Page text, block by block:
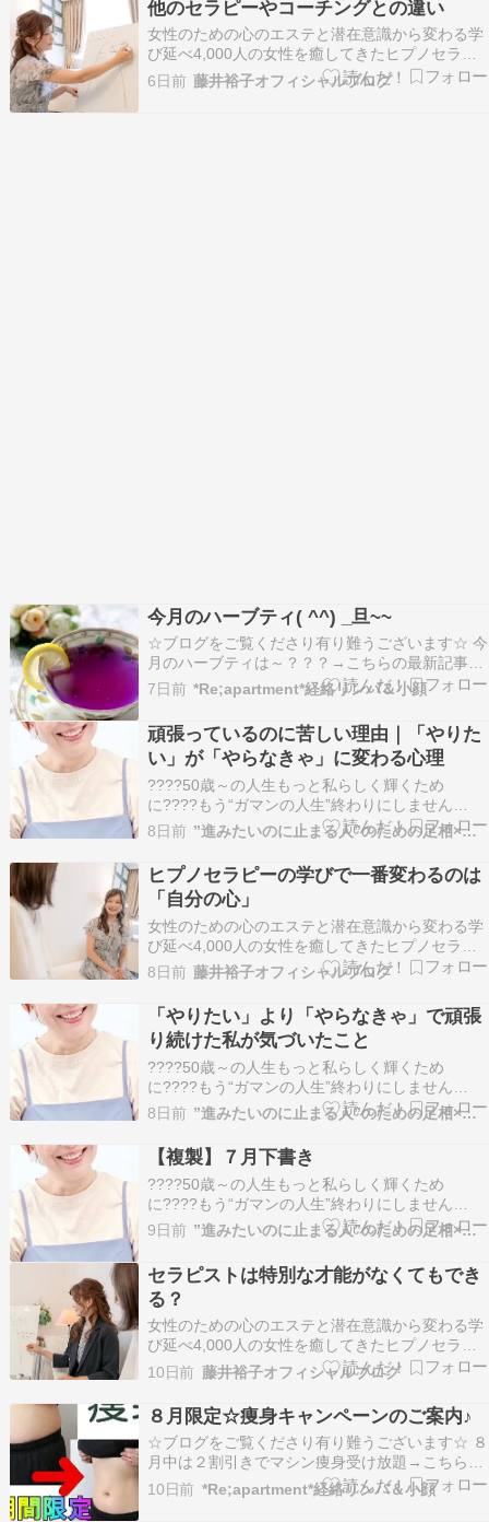
豊かに幸せに生きたい！――そんなふうに感じ…
他のセラピーやコーチングとの違い
女性のための心のエステと潜在意識から変わる学
び延べ4,000人の女性を癒してきたヒプノセラピ
ーフェイス サロン＆スクールを主宰しています藤
井裕子です。はじめましての方はこちらから自己
6日前 藤井裕子オフィシャルブログ
今月のハーブティ( ^^) _旦~~
☆ブログをご覧くださり有り難うございます☆ 今
月のハーブティは～？？？→こちらの最新記事に
是非飛んでいらしてください！ ◎おかげ様で【ヒ
プノセラピー】のセッションもご好評いただいて
おります。ご希望の方は、専用ページ➡ヒプノセ
ラピー TOP PAGE からお願いします～～～～～
～…
7日前 *Re;apartment*経絡リンパ＆小顔
頑張っているのに苦しい理由｜「やりた
い」が「やらなきゃ」に変わる心理
????50歳～の人生もっと私らしく輝くため
に????もう“ガマンの人生”終わりにしません
か？????このままで本当にいいのかな・・????
私って、いったい何者？????家族やパートナー、
職場の人間関係がしんどい????もっと自由に、心
豊かに幸せに生きたい！――そんなふうに感じ…
8日前 ”進みたいのに止まる人”のための足相×ヒプノセラピー
ヒプノセラピーの学びで一番変わるのは
「自分の心」
女性のための心のエステと潜在意識から変わる学
び延べ4,000人の女性を癒してきたヒプノセラピ
ーフェイス サロン＆スクールを主宰しています藤
井裕子です。はじめましての方はこちらから自己
紹介▶ ブログにご訪問くださりありがとうござい
ます ヒプノセラピーの学びで一番変わるのは「自
分の…
8日前 藤井裕子オフィシャルブログ
「やりたい」より「やらなきゃ」で頑張
り続けた私が気づいたこと
????50歳～の人生もっと私らしく輝くため
に????もう“ガマンの人生”終わりにしません
か？????このままで本当にいいのかな・・????
私って、いったい何者？????家族やパートナー、
職場の人間関係がしんどい????もっと自由に、心
豊かに幸せに生きたい！――そんなふうに感じ…
8日前 ”進みたいのに止まる人”のための足相×ヒプノセラピー
【複製】７月下書き
????50歳～の人生もっと私らしく輝くため
に????もう“ガマンの人生”終わりにしません
か？????このままで本当にいいのかな・・????
私って、いったい何者？????家族やパートナー、
職場の人間関係がしんどい????もっと自由に、心
豊かに幸せに生きたい！――そんなふうに感じ…
9日前 ”進みたいのに止まる人”のための足相×ヒプノセラピー
セラピストは特別な才能がなくてもでき
る？
女性のための心のエステと潜在意識から変わる学
び延べ4,000人の女性を癒してきたヒプノセラピ
ーフェイス サロン＆スクールを主宰しています藤
井裕子です。はじめましての方はこちらから自己
紹介▶ ブログにご訪問くださりありがとうござい
ます セラピストは特別な才能がなくてもできる？
「…
10日前 藤井裕子オフィシャルブログ
８月限定☆痩身キャンペーンのご案内♪
☆ブログをご覧くださり有り難うございます☆ ８
月中は２割引きでマシン痩身受け放題→こちらの
最新記事に是非飛んでいらしてください！ ◎おか
げ様で【ヒプノセラピー】のセッションもご好評
10日前 *Re;apartment*経絡リンパ＆小顔